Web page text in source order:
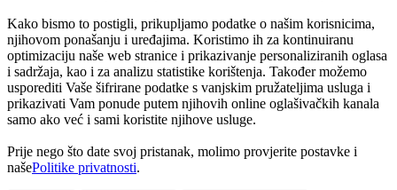
Kako bismo to postigli, prikupljamo podatke o našim korisnicima,
njihovom ponašanju i uređajima. Koristimo ih za kontinuiranu
optimizaciju naše web stranice i prikazivanje personaliziranih oglasa
i sadržaja, kao i za analizu statistike korištenja. Također možemo
usporediti Vaše šifrirane podatke s vanjskim pružateljima usluga i
prikazivati Vam ponude putem njihovih online oglašivačkih kanala
samo ako već i sami koristite njihove usluge.
Prije nego što date svoj pristanak, molimo provjerite postavke i
našePolitike privatnosti.